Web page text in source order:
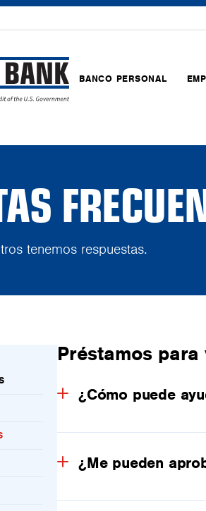
BANCO PERSONAL
tenemos respuestas.
Préstamos
¿Cómo puede
¿Me pueden